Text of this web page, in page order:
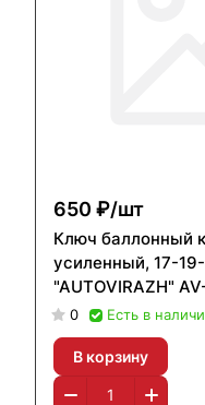
650 ₽/шт
Ключ баллонный
усиленный, 17-
"AUTOVIRAZH"
0 Есть в
В корзину